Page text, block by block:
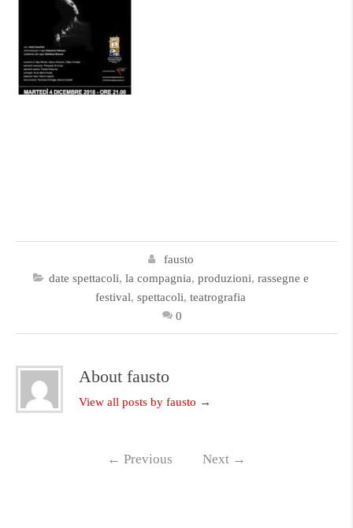
fausto
date spettacoli, la compagnia, produzioni, rassegne e
festival, spettacoli, teatrografia
0
About fausto
View all posts by fausto →
← Previous Next →